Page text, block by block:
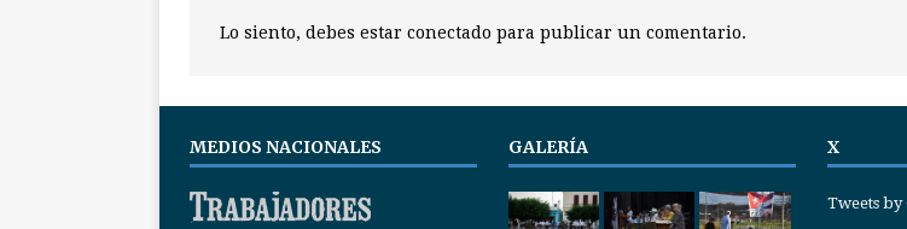
Lo siento, debes estar conectado para publicar un comentario.
MEDIOS NACIONALES GALERÍA X
Tweets by